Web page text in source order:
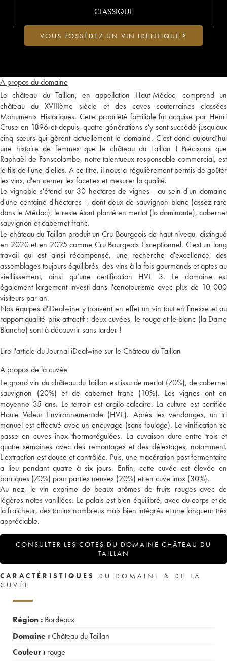
A propos du domaine
Le château du Taillan, en appellation Haut-Médoc, comprend un
château du XVIIIème siècle et des caves souterraines classées
Monuments Historiques. Cette propriété familiale fut acquise par Henri
Cruse en 1896 et depuis, quatre générations s'y sont succédé jusqu'aux
cinq sœurs qui gèrent actuellement le domaine. C'est donc aujourd’hui
une histoire de femmes que le château du Taillan ! Précisons que
Raphaël de Fonscolombe, notre talentueux responsable commercial, est
le fils de l'une d'elles. A ce titre, il nous a régulièrement permis de goûter
les vins, d'en cerner les facettes et mesurer la qualité.
Le vignoble s'étend sur 30 hectares de vignes - au sein d'un domaine
d'une centaine d'hectares -, dont deux de sauvignon blanc (assez rare
dans le Médoc), le reste étant planté en merlot (la dominante), cabernet
sauvignon et cabernet franc.
Le château du Taillan produit un Cru Bourgeois de haut niveau, distingué
en 2020 et en 2025 comme Cru Bourgeois Exceptionnel. C'est un long
travail qui est ainsi récompensé, une recherche d'excellence, des
assemblages toujours équilibrés, des vins à la fois gourmands et aptes au
vieillissement, ainsi qu’une certification HVE 3. Le domaine est
également largement investi dans l'œnotourisme avec plus de 10 000
visiteurs par an.
Nos équipes d'iDealwine y trouvent en effet un vin tout en finesse et au
rapport qualité-prix attractif : deux cuvées, le rouge et le blanc (la Dame
Blanche) sont à découvrir sans tarder !
Lire l'article du Journal iDealwine sur le Château du Taillan
A propos de la cuvée
Le grand vin du château du Taillan est issu de merlot (70%), de cabernet
sauvignon (20%) et de cabernet franc (10%). Les vignes ont en
moyenne 35 ans. Le terroir est argilo-calcaire. La culture est certifiée
Haute Valeur Environnementale (HVE). Après les vendanges, un tri
manuel est effectué avec un encuvage (sans foulage). La vinification se
passe en cuves inox thermorégulées. La cuvaison dure entre trois et
quatre semaines avec des remontages et des délestages, notamment.
L'extraction est douce et contrôlée. Puis, une macération post fermentaire
a lieu pendant quatre à six jours. Enfin, cette cuvée est élevée en
barriques (70%) pour parties neuves (20%) et en cuve inox (30%).
Au nez, le vin exprime de beaux arômes de fruits rouges avec de
légères notes vanillées. Le palais est bien équilibré, avec du corps et de
la fraîcheur, des tanins nombreux mais bien intégrés et une longueur très
appréciable.
CONSULTER LES COTES DU DOMAINE CHÂTEAU DU
TAILLAN
CLASSIQUE
VOUS POSSÉDEZ UN VIN IDENTIQUE ?
CARACTÉRISTIQUES
DU DOMAINE & DE LA
CUVÉE
Région : Bordeaux
Domaine :Château du Taillan
Couleur : rouge